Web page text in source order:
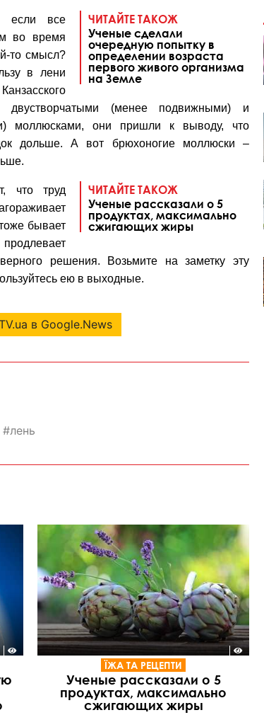
ЧИТАЙТЕ ТАКОЖ
Ученые сделали
очередную попытку в
определении возраста
первого живого организма
на Земле
если все
во время
то смысл?
в лени
двустворчатыми (менее подвижными) и
моллюсками, они пришли к выводу, что
дольше. А вот брюхоногие моллюски –
ЧИТАЙТЕ ТАКОЖ
Ученые рассказали о 5
продуктах, максимально
сжигающих жиры
что труд
бывает
решения. Возьмите на заметку эту
ею в выходные.
в Google.News
лень
ЇЖА ТА РЕЦЕПТИ
Ученые рассказали о 5
продуктах, максимально
сжигающих жиры